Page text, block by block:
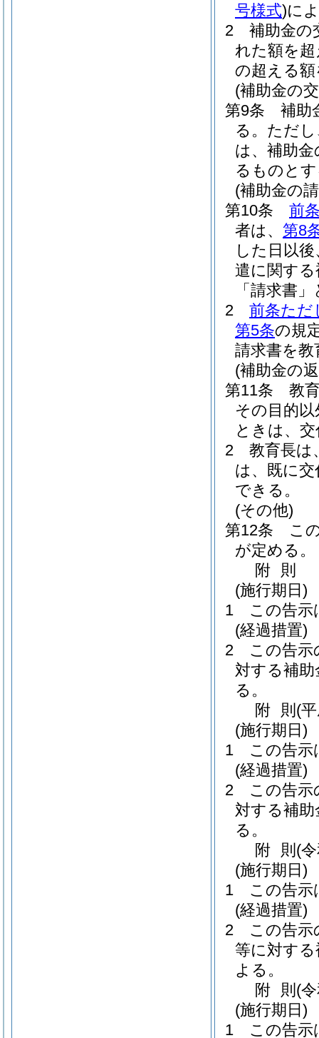
号様式)に
2
補助金の
れた額を
の超える
(補助金の
第9条
補助
る。 ただ
は、補助
るものと
(補助金の
第10条
前
者は、 第8
した日以
遣に関する
「請求書
2
前条ただ
第5条の規
請求書を
(補助金の
第11条
教
その目的
ときは、
2
教育長は
は、既に
できる。
(その他)
第12条
こ
が定める。
附 則
(施行期日)
1
この告示
(経過措置)
2
この告示
対する補
る。
附 則 (
(施行期日)
1
この告示
(経過措置)
2
この告示
対する補
る。
附 則 (
(施行期日)
1
この告示
(経過措置)
2
この告示
等に対す
よる。
附 則 (
(施行期日)
1
この告示